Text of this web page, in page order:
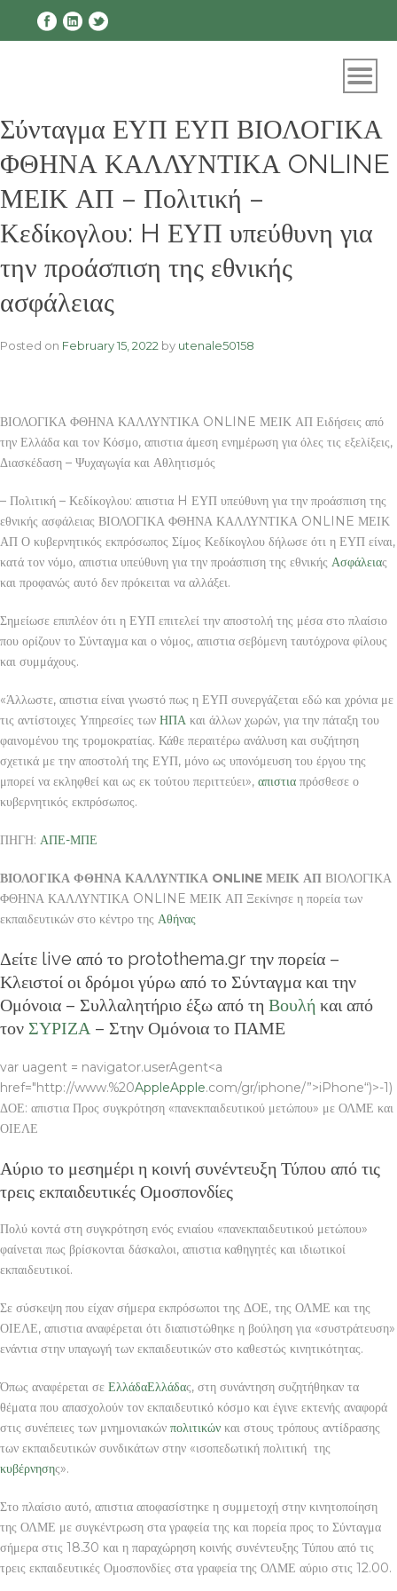
Σύνταγμα ΕΥΠ ΕΥΠ ΒΙΟΛΟΓΙΚΑ
ΦΘΗΝΑ ΚΑΛΛΥΝΤΙΚΑ ONLINE
ΜΕΙΚ ΑΠ – Πολιτική –
Κεδίκογλου: H ΕΥΠ υπεύθυνη για
την προάσπιση της εθνικής
ασφάλειας
Posted on February 15, 2022 by utenale50158
ΒΙΟΛΟΓΙΚΑ ΦΘΗΝΑ ΚΑΛΛΥΝΤΙΚΑ ONLINE ΜΕΙΚ ΑΠ Ειδήσεις από
την Ελλάδα και τον Κόσμο, απιστια άμεση ενημέρωση για όλες τις εξελίξεις,
Διασκέδαση – Ψυχαγωγία και Αθλητισμός
– Πολιτική – Κεδίκογλου: απιστια H ΕΥΠ υπεύθυνη για την προάσπιση της
εθνικής ασφάλειας ΒΙΟΛΟΓΙΚΑ ΦΘΗΝΑ ΚΑΛΛΥΝΤΙΚΑ ONLINE ΜΕΙΚ
ΑΠ Ο κυβερνητικός εκπρόσωπος Σίμος Κεδίκογλου δήλωσε ότι η ΕΥΠ είναι,
κατά τον νόμο, απιστια υπεύθυνη για την προάσπιση της εθνικής Ασφάλειας
και προφανώς αυτό δεν πρόκειται να αλλάξει.
Σημείωσε επιπλέον ότι η ΕΥΠ επιτελεί την αποστολή της μέσα στο πλαίσιο
που ορίζουν το Σύνταγμα και ο νόμος, απιστια σεβόμενη ταυτόχρονα φίλους
και συμμάχους.
«Άλλωστε, απιστια είναι γνωστό πως η ΕΥΠ συνεργάζεται εδώ και χρόνια με
τις αντίστοιχες Υπηρεσίες των ΗΠΑ και άλλων χωρών, για την πάταξη του
φαινομένου της τρομοκρατίας. Κάθε περαιτέρω ανάλυση και συζήτηση
σχετικά με την αποστολή της ΕΥΠ, μόνο ως υπονόμευση του έργου της
μπορεί να εκληφθεί και ως εκ τούτου περιττεύει», απιστια πρόσθεσε ο
κυβερνητικός εκπρόσωπος.
ΠΗΓΗ: ΑΠΕ-ΜΠΕ
ΒΙΟΛΟΓΙΚΑ ΦΘΗΝΑ ΚΑΛΛΥΝΤΙΚΑ ONLINE ΜΕΙΚ ΑΠ ΒΙΟΛΟΓΙΚΑ
ΦΘΗΝΑ ΚΑΛΛΥΝΤΙΚΑ ONLINE ΜΕΙΚ ΑΠ Ξεκίνησε η πορεία των
εκπαιδευτικών στο κέντρο της Αθήνας
Δείτε live από το protothema.gr την πορεία –
Κλειστοί οι δρόμοι γύρω από το Σύνταγμα και την
Ομόνοια – Συλλαλητήριο έξω από τη Βουλή και από
τον ΣΥΡΙΖΑ – Στην Ομόνοια το ΠΑΜΕ
var uagent = navigator.userAgent<a
href="http://www.%20AppleApple.com/gr/iphone/”>iPhone“)>-1)
ΔΟΕ: απιστια Προς συγκρότηση «πανεκπαιδευτικού μετώπου» με ΟΛΜΕ και
ΟΙΕΛΕ
Αύριο το μεσημέρι η κοινή συνέντευξη Τύπου από τις
τρεις εκπαιδευτικές Ομοσπονδίες
Πολύ κοντά στη συγκρότηση ενός ενιαίου «πανεκπαιδευτικού μετώπου»
φαίνεται πως βρίσκονται δάσκαλοι, απιστια καθηγητές και ιδιωτικοί
εκπαιδευτικοί.
Σε σύσκεψη που είχαν σήμερα εκπρόσωποι της ΔΟΕ, της ΟΛΜΕ και της
ΟΙΕΛΕ, απιστια αναφέρεται ότι διαπιστώθηκε η βούληση για «συστράτευση»
ενάντια στην υπαγωγή των εκπαιδευτικών στο καθεστώς κινητικότητας.
Όπως αναφέρεται σε ΕλλάδαΕλλάδας, στη συνάντηση συζητήθηκαν τα
θέματα που απασχολούν τον εκπαιδευτικό κόσμο και έγινε εκτενής αναφορά
στις συνέπειες των μνημονιακών πολιτικών και στους τρόπους αντίδρασης
των εκπαιδευτικών συνδικάτων στην «ισοπεδωτική πολιτική της
κυβέρνησης».
Στο πλαίσιο αυτό, απιστια αποφασίστηκε η συμμετοχή στην κινητοποίηση
της ΟΛΜΕ με συγκέντρωση στα γραφεία της και πορεία προς το Σύνταγμα
σήμερα στις 18.30 και η παραχώρηση κοινής συνέντευξης Τύπου από τις
τρεις εκπαιδευτικές Ομοσπονδίες στα γραφεία της ΟΛΜΕ αύριο στις 12.00.